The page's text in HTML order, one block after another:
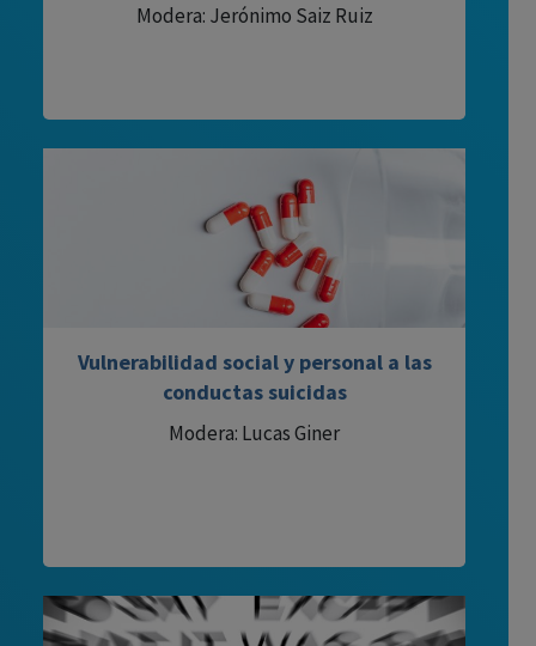
Modera: Jerónimo Saiz Ruiz
Vulnerabilidad social y personal a las
conductas suicidas
Modera: Lucas Giner